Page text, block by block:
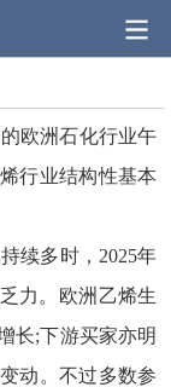
欧洲石化行业午
行业结构性基本
续多时， 2025年
力。欧洲乙烯生
长;下游买家亦明
动。不过多数参